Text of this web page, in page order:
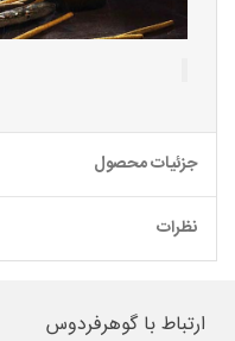
جزئیات محصول
نظرات
ارتباط با گوهرفردوس